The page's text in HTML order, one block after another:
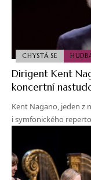
CHYSTÁ SE
Dirigent Kent
koncertní
Kent Nagano, jeden z
i symfonického